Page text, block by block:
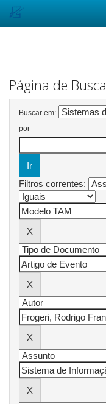
Página de Busca
Buscar em:
por
Filtros correntes: